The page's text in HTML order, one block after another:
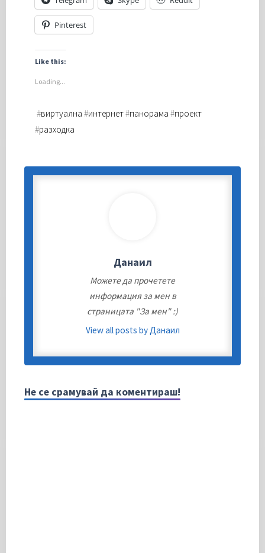
Pinterest
Like this:
Loading...
#виртуална #интернет#панорама #проект
#разходка
Данаил
Можете да прочетете
информация за мен в
страницата "За мен" :)
View all posts by Данаил
Не се срамувай да коментираш!